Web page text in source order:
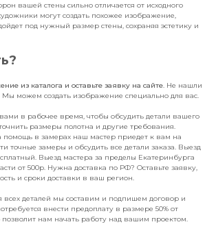
вашей стены сильно отличается от исходного
могут создать похожее изображение,
под нужный размер стены, сохраняя эстетику и
из каталога и оставьте заявку на сайте. Не нашли
Мы можем создать изображение специально для вас.
в рабочее время, чтобы обсудить детали вашего
размеры полотна и другие требования.
помощь в замерах наш мастер приедет к вам на
точные замеры и обсудить все детали заказа. Выезд
Выезд мастера за пределы Екатеринбурга
от 500р. Нужна доставка по РФ? Оставьте заявку,
и сроки доставки в ваш регион.
всех деталей мы составим и подпишем договор и
внести предоплату в размере 50% от
позволит нам начать работу над вашим проектом.